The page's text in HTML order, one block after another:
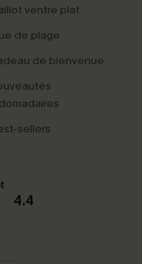
ventre plat
de plage
de bienvenue
sellers
4.4
15%